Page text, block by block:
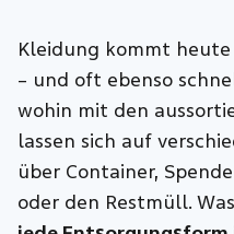
Kleidung kommt
– und oft ebenso
wohin mit den
lassen sich auf
über Container,
oder den Restmüll.